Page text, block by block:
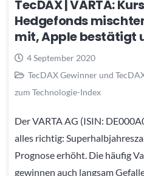
TecDAX | VARTA:
Hedgefonds
mit, Apple bestätigt
4 September 2020
TecDAX Gewinner und
zum Technologie-Index
Der VARTA AG (ISIN:
alles richtig:
Prognose erhöht. Die häufig
gewinnen auch langsam